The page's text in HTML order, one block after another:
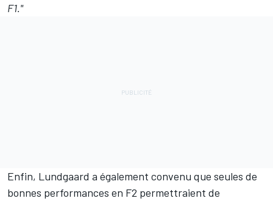
F1."
Enfin, Lundgaard a également convenu que seules de
bonnes performances en F2 permettraient de